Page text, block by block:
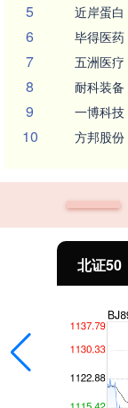
5 近岸蛋白
6 毕得医药
7 五洲医疗
8 耐科装备
9 一博科技
10 方邦股份
北证50